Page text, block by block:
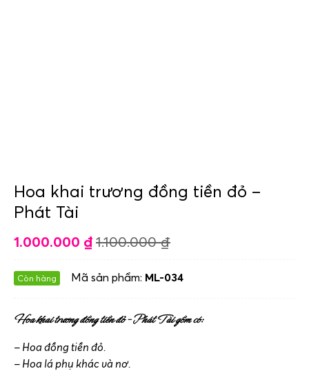
Hoa khai trương đồng tiền đỏ –
Phát Tài
1.000.000 ₫ 1.100.000₫
Còn hàng Mã sản phẩm: ML-034
Hoa khai trương đồng tiền đỏ – Phát Tài gồm có:
– Hoa đồng tiền đỏ.
– Hoa lá phụ khác và nơ.